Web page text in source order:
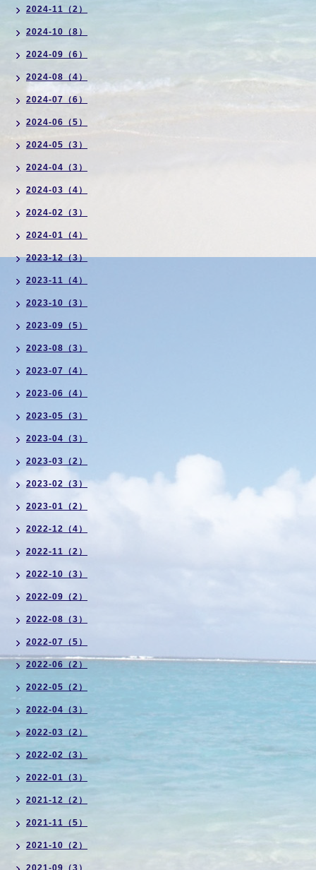
2024-11（2）
2024-10（8）
2024-09（6）
2024-08（4）
2024-07（6）
2024-06（5）
2024-05（3）
2024-04（3）
2024-03（4）
2024-02（3）
2024-01（4）
2023-12（3）
2023-11（4）
2023-10（3）
2023-09（5）
2023-08（3）
2023-07（4）
2023-06（4）
2023-05（3）
2023-04（3）
2023-03（2）
2023-02（3）
2023-01（2）
2022-12（4）
2022-11（2）
2022-10（3）
2022-09（2）
2022-08（3）
2022-07（5）
2022-06（2）
2022-05（2）
2022-04（3）
2022-03（2）
2022-02（3）
2022-01（3）
2021-12（2）
2021-11（5）
2021-10（2）
2021-09（3）